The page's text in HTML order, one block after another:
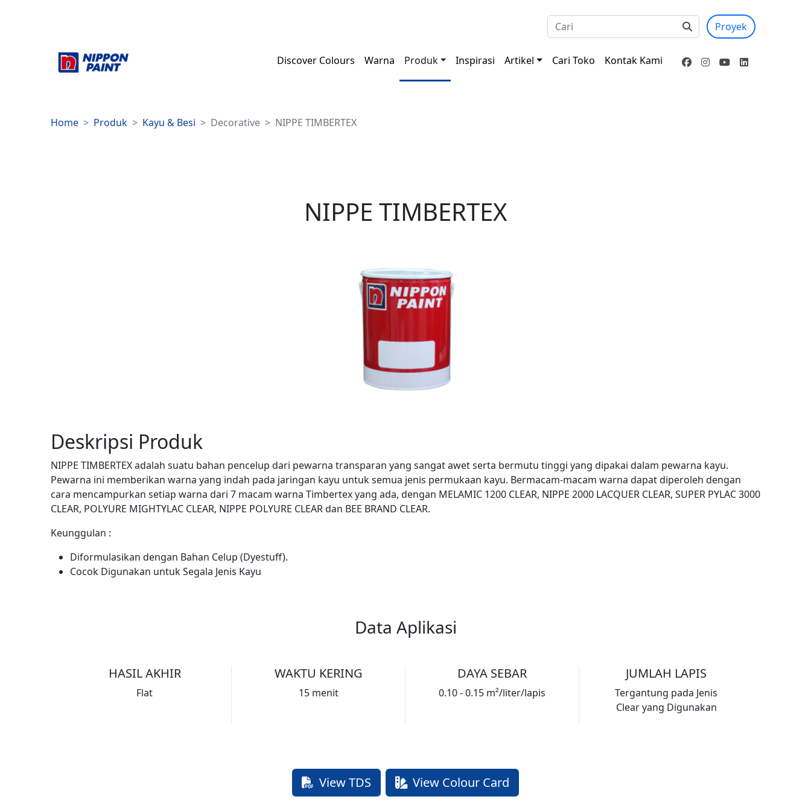
Proyek
Discover Colours Warna Produk Inspirasi Artikel Cari Toko Kontak Kami
Home Produk Kayu & Besi Decorative NIPPE TIMBERTEX
NIPPE TIMBERTEX
Deskripsi Produk
NIPPE TIMBERTEX adalah suatu bahan pencelup dari pewarna transparan yang sangat awet serta bermutu tinggi yang dipakai dalam pewarna kayu.
Pewarna ini memberikan warna yang indah pada jaringan kayu untuk semua jenis permukaan kayu. Bermacam-macam warna dapat diperoleh dengan
cara mencampurkan setiap warna dari 7 macam warna Timbertex yang ada, dengan MELAMIC 1200 CLEAR, NIPPE 2000 LACQUER CLEAR, SUPER PYLAC 3000
CLEAR, POLYURE MIGHTYLAC CLEAR, NIPPE POLYURE CLEAR dan BEE BRAND CLEAR.
Keunggulan :
Diformulasikan dengan Bahan Celup (Dyestuff).
Cocok Digunakan untuk Segala Jenis Kayu
Data Aplikasi
HASIL AKHIR
Flat
WAKTU KERING
15 menit
DAYA SEBAR
0.10 - 0.15 m²/liter/lapis
JUMLAH LAPIS
Tergantung pada Jenis
Clear yang Digunakan
View TDS View Colour Card